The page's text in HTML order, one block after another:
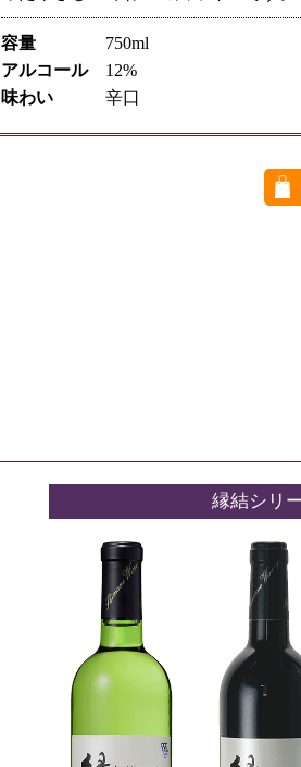
容量 750ml
アルコール12%
味わい 辛口
縁結シリ